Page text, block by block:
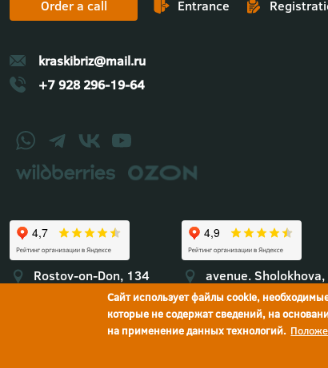
Order a call Entrance
kraskibriz@mail.ru
+7 928 296-19-64
Rostov-on-Don, 134
Mechnikova St.
avenue. Sholokhova,
211/4, Rostov-on-Don
Сайт использует файлы cookie,
которые не содержат сведений, на
на применение данных технологий.